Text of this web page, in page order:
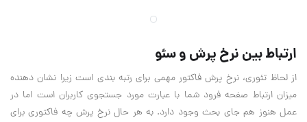
ارتباط بین نرخ پرش و سئو
از لحاظ تئوری، نرخ پرش فاکتور مهمی برای رتبه بندی است زیرا نشان دهنده
میزان ارتباط صفحه فرود شما با عبارت مورد جستجوی کاربران است اما در
عمل هنوز هم جای بحث وجود دارد. به هر حال نرخ پرش چه فاکتوری برای